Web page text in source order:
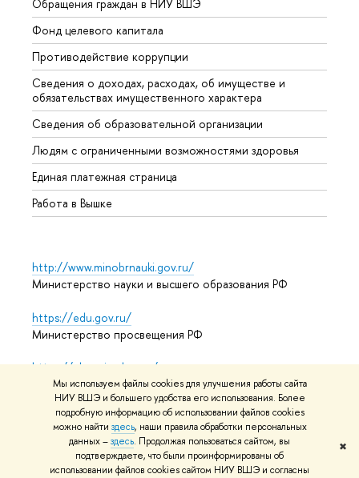
Мы используем файлы cookies для улучшения работы сайта
НИУ ВШЭ и большего удобства его использования. Более
подробную информацию об использовании файлов cookies
можно найти здесь, наши правила обработки персональных
данных –здесь. Продолжая пользоваться сайтом, вы
подтверждаете, что были проинформированы об
использовании файлов cookies сайтом НИУ ВШЭ и согласны
✖
Обращения граждан в НИУ ВШЭ
Фонд целевого капитала
Противодействие коррупции
Сведения о доходах, расходах, об имуществе и
обязательствах имущественного характера
Сведения об образовательной организации
Людям с ограниченными возможностями здоровья
Единая платежная страница
Работа в Вышке
http://www.minobrnauki.gov.ru/
Министерство науки и высшего образования РФ
https://edu.gov.ru/
Министерство просвещения РФ
https://elearning.hse.ru/mooc
Массовые открытые онлайн-курсы
© НИУ ВШЭ 1993–2026 Адреса и контактыУсловия
использования материаловПолитика конфиденциальности
Карта сайта